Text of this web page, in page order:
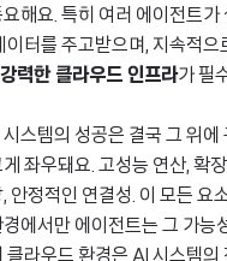
해요. 특히 여러 에이전트
이터를 주고받으며, 지속적으
강력한 클라우드 인프라가 필
스템의 성공은 결국 그 위에
좌우돼요. 고성능 연산, 확
안정적인 연결성. 이 모든 요
에서만 에이전트는 그 가능
클라우드 환경은 AI 시스템의